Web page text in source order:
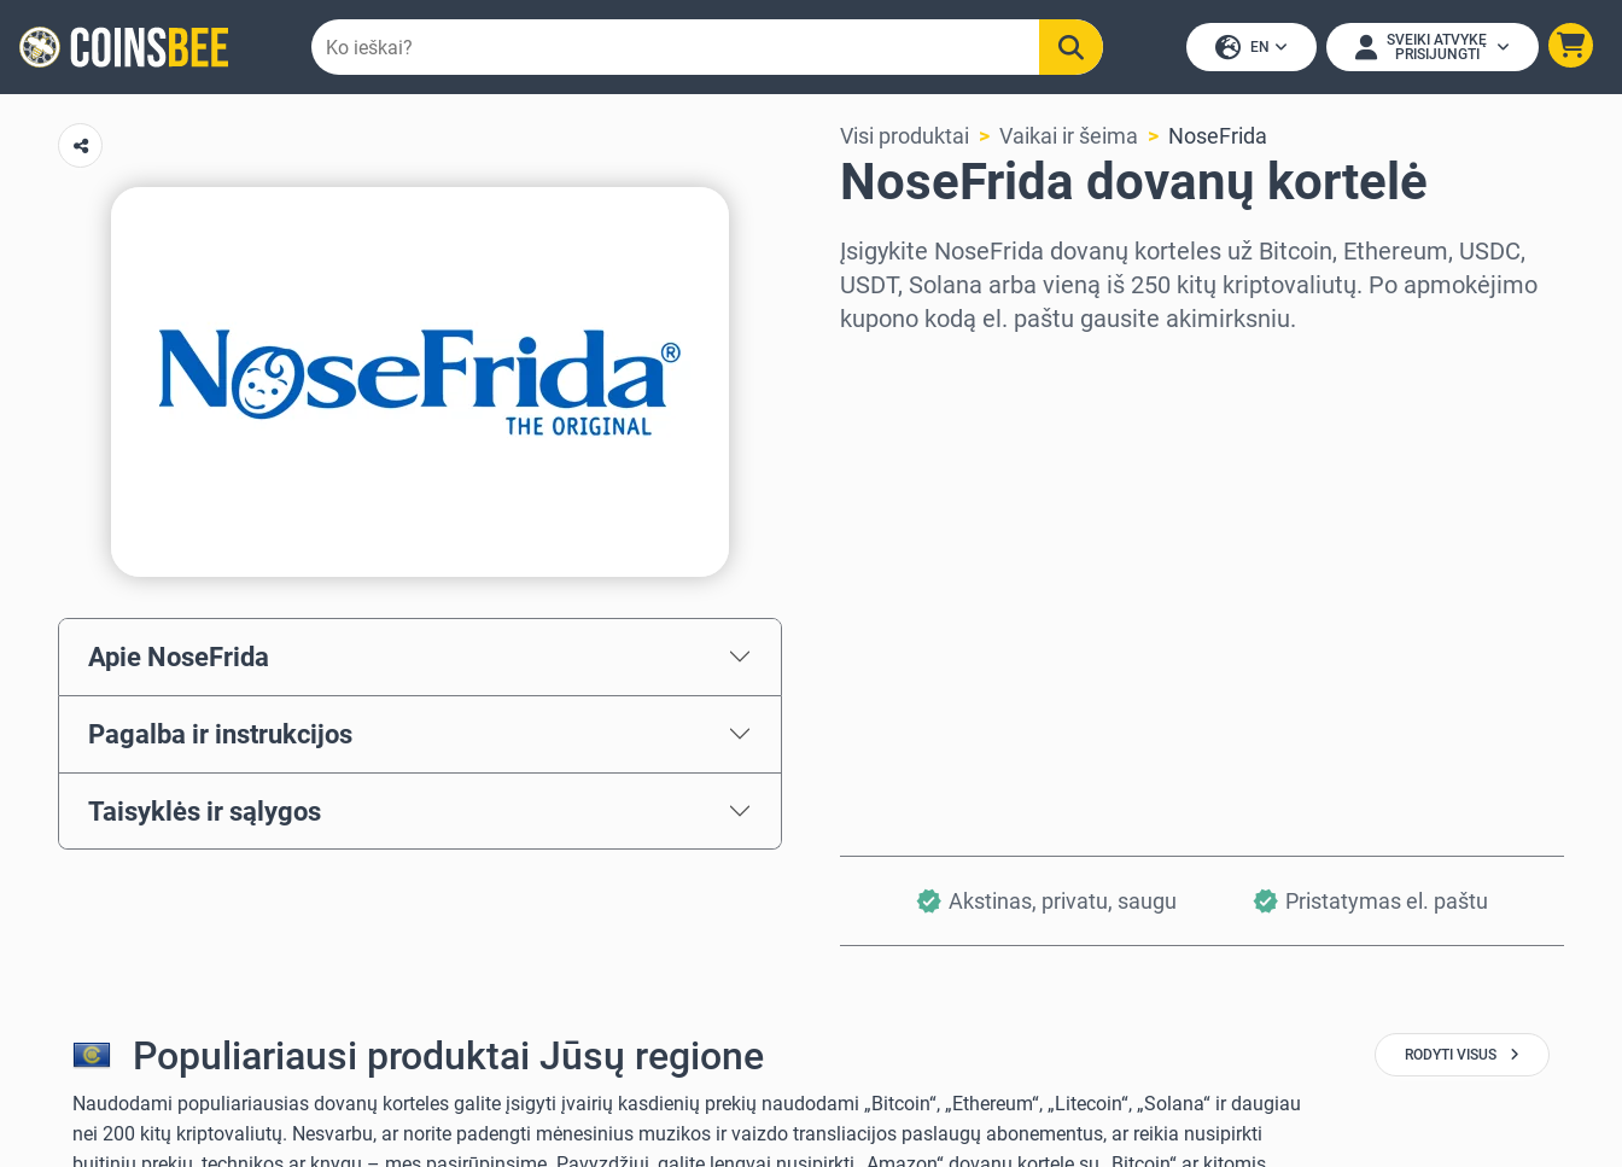
EN
SVEIKI ATVYKĘ
PRISIJUNGTI
Apie NoseFrida
Pagalba ir instrukcijos
Taisyklės ir sąlygos
Visi produktai Vaikai ir šeima NoseFrida
NoseFrida dovanų kortelė
Įsigykite NoseFrida dovanų korteles už Bitcoin, Ethereum, USDC,
USDT, Solana arba vieną iš 250 kitų kriptovaliutų. Po apmokėjimo
kupono kodą el. paštu gausite akimirksniu.
Akstinas, privatu, saugu Pristatymas el. paštu
Populiariausi produktai Jūsų regione
Naudodami populiariausias dovanų korteles galite įsigyti įvairių kasdienių prekių naudodami „Bitcoin“, „Ethereum“, „Litecoin“, „Solana“ ir daugiau
nei 200 kitų kriptovaliutų. Nesvarbu, ar norite padengti mėnesinius muzikos ir vaizdo transliacijos paslaugų abonementus, ar reikia nusipirkti
RODYTI VISUS